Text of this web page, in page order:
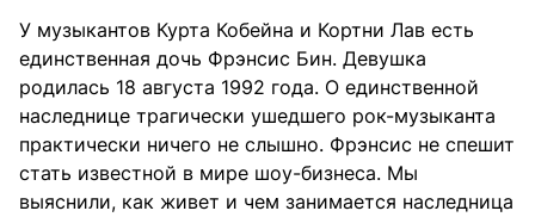
У музыкантов Курта Кобейна и Кортни Лав есть
единственная дочь Фрэнсис Бин. Девушка
родилась 18 августа 1992 года. О единственной
наследнице трагически ушедшего рок-музыканта
практически ничего не слышно. Фрэнсис не спешит
стать известной в мире шоу-бизнеса. Мы
выяснили, как живет и чем занимается наследница